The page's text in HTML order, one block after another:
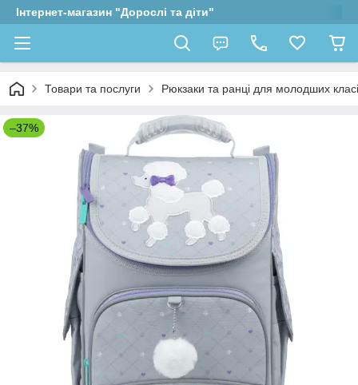
Інтернет-магазин "Дорослі та діти"
Товари та послуги Рюкзаки та ранці для молодших
–37%